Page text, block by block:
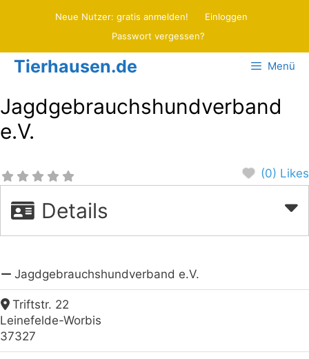
Neue Nutzer: gratis anmelden!
Einloggen
Passwort vergessen?
Tierhausen.de Menü
Jagdgebrauchshundverband
e.V.
(0) Likes
Details
Jagdgebrauchshundverband e.V.
Triftstr. 22
Leinefelde-Worbis
37327